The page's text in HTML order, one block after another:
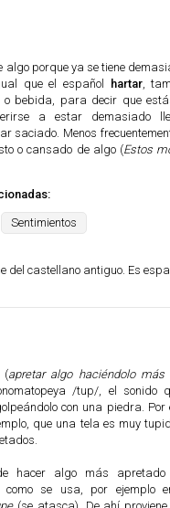
porque ya se tiene
que el español hartar,
bebida, para decir que
a estar demasiado
saciado. Menos
o cansado de algo (Estos
Sentimientos
del castellano antiguo. Es
(apretar algo haciéndolo
/tup/, el sonido
con una piedra. Por
que una tela es muy
hacer algo más apretado
como se usa, por ejemplo